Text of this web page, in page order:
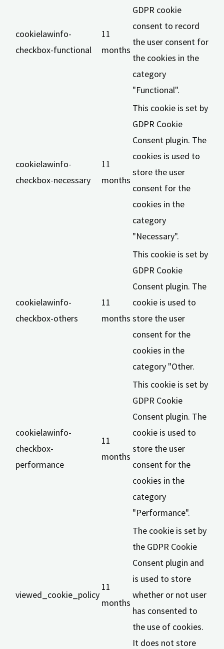
cookielawinfo-
checkbox-functional
11
months
GDPR cookie
consent to record
the user consent for
the cookies in the
category
"Functional".
cookielawinfo-
checkbox-necessary
11
months
This cookie is set by
GDPR Cookie
Consent plugin. The
cookies is used to
store the user
consent for the
cookies in the
category
"Necessary".
cookielawinfo-
checkbox-others
11
months
This cookie is set by
GDPR Cookie
Consent plugin. The
cookie is used to
store the user
consent for the
cookies in the
category "Other.
cookielawinfo-
checkbox-
performance
11
months
This cookie is set by
GDPR Cookie
Consent plugin. The
cookie is used to
store the user
consent for the
cookies in the
category
"Performance".
viewed_cookie_policy
11
months
The cookie is set by
the GDPR Cookie
Consent plugin and
is used to store
whether or not user
has consented to
the use of cookies.
It does not store